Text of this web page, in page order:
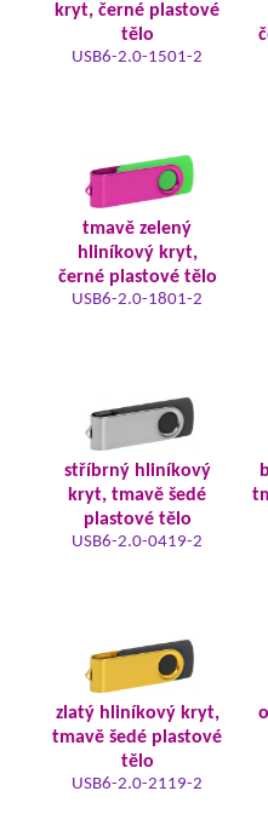
kryt, černé plastové
tělo
USB6-2.0-1501-2
tmavě zelený
hliníkový kryt,
černé plastové tělo
USB6-2.0-1801-2
stříbrný hliníkový
kryt, tmavě šedé
plastové tělo
USB6-2.0-0419-2
zlatý hliníkový kryt,
tmavě šedé plastové
tělo
USB6-2.0-2119-2